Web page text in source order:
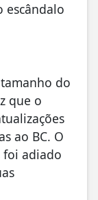
escândalo
do
que o
ao BC. O
foi adiado